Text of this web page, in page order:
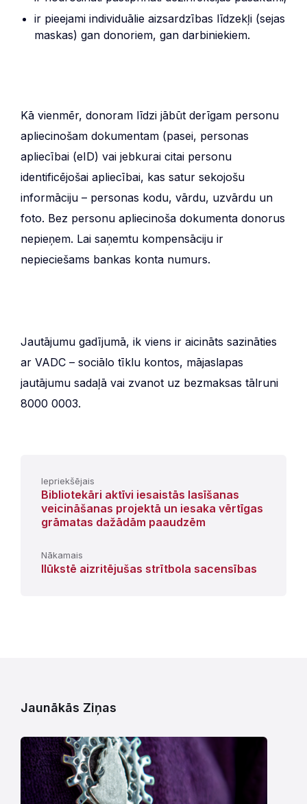
ir pieejami individuālie aizsardzības līdzekļi (sejas
maskas) gan donoriem, gan darbiniekiem.
Kā vienmēr, donoram līdzi jābūt derīgam personu
apliecinošam dokumentam (pasei, personas
apliecībai (eID) vai jebkurai citai personu
identificējošai apliecībai, kas satur sekojošu
informāciju – personas kodu, vārdu, uzvārdu un
foto. Bez personu apliecinoša dokumenta donorus
nepieņem. Lai saņemtu kompensāciju ir
nepieciešams bankas konta numurs.
Jautājumu gadījumā, ik viens ir aicināts sazināties
ar VADC – sociālo tīklu kontos, mājaslapas
jautājumu sadaļā vai zvanot uz bezmaksas tālruni
8000 0003.
Iepriekšējais
Bibliotekāri aktīvi iesaistās lasīšanas
veicināšanas projektā un iesaka vērtīgas
grāmatas dažādām paaudzēm
Nākamais
Ilūkstē aizritējušas strītbola sacensības
Jaunākās Ziņas